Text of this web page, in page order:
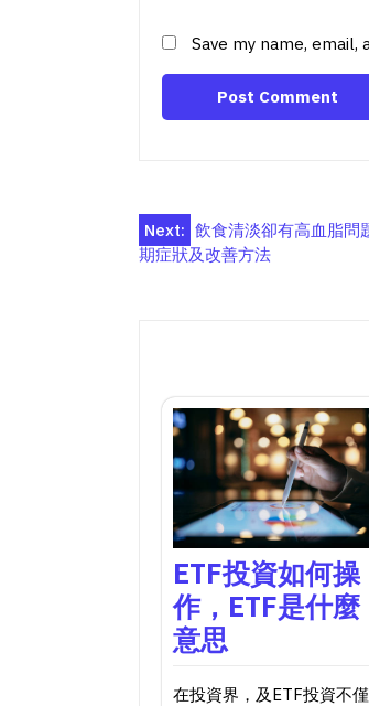
Save my name,
Post
Next: 飲食清淡卻有高血脂問
期症狀及改善方法
ETF投資如何操
作，ETF是什麼
意思
在投資界，及ETF投資不僅